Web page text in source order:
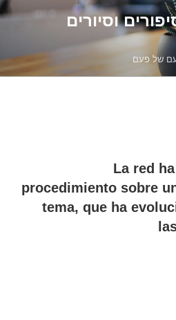
וסיורים
של פעם
La red
procedimiento sobre
tema, que ha